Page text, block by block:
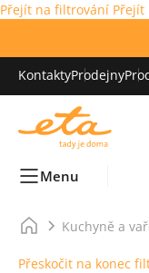
Přejít na filtrování Přejít
KontaktyProdejny
Menu
Kuchyně a
Přeskočit na konec